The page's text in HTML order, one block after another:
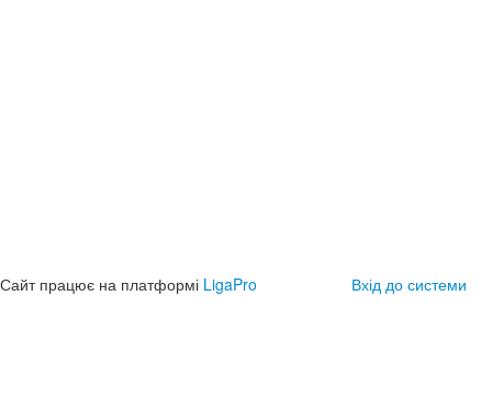
Сайт працює на платформі LigaPro Вхід до системи